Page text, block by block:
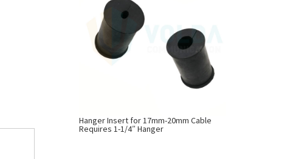
Hanger Insert for 17mm-20mm Cable
Requires 1-1/4″ Hanger